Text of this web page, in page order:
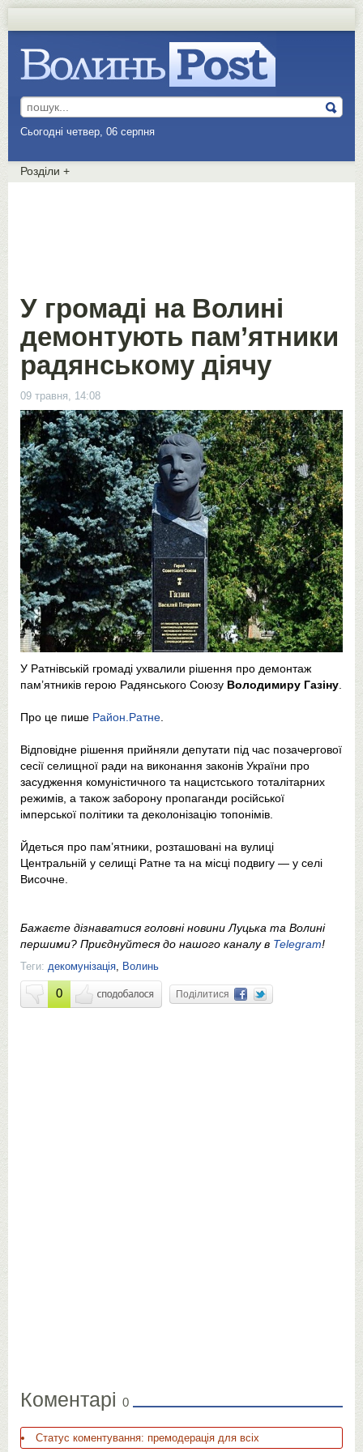
Сьогодні четвер, 06 серпня
Розділи +
У громаді на Волині
демонтують пам’ятники
радянському діячу
09 травня, 14:08
У Ратнівській громаді ухвалили рішення про демонтаж
пам’ятників герою Радянського Союзу Володимиру Газіну
Про це пише Район.Ратне
Відповідне рішення прийняли депутати під час позачергової
сесії селищної ради на виконання законів України про
засудження комуністичного та нацистського тоталітарних
режимів, а також заборону пропаганди російської
імперської політики та деколонізацію топонімів.
Йдеться про пам’ятники, розташовані на вулиці
Центральній у селищі Ратне та на місці подвигу — у селі
Височне.
Бажаєте дізнаватися головні новини Луцька та Волині
першими? Приєднуйтеся до нашого каналу в Telegram!
Теги: декомунізація Волинь
0 Поділитися
Коментарі 0
Статус коментування: премодерація для всіх